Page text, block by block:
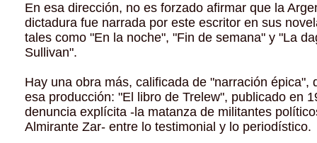
En esa dirección, no es forzado afirmar que la
dictadura fue narrada por este escritor en sus
tales como "En la noche", "Fin de semana" y "La
Sullivan".
Hay una obra más, calificada de "narración épica",
esa producción: "El libro de Trelew", publicado en
denuncia explícita -la matanza de militantes
Almirante Zar- entre lo testimonial y lo periodístico.